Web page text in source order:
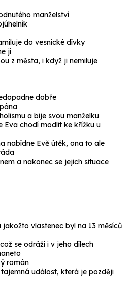
manželství
do vesnické dívky
ji
z města, i když ji nemiluje
dobře
a bije svou manželku
Eva chodí modlit ke křížku u
nabídne Evě útěk, ona to ale
a nakonec se jejich situace
vlastenec byl na 13 měsíců
se odráží i v jeho dílech
román
událost, která je později